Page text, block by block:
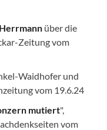
über die
Zeitung vom
Waidhofer und
vom 19.6.24
mutiert",
vom